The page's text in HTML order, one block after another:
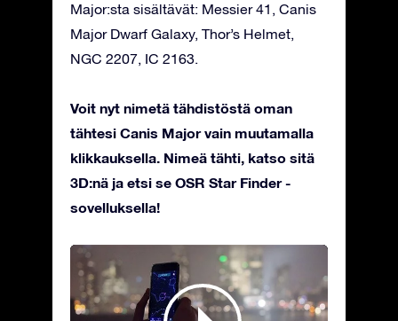
Major:sta sisältävät: Messier 41, Canis
Major Dwarf Galaxy, Thor’s Helmet,
NGC 2207, IC 2163.
Voit nyt nimetä tähdistöstä oman
tähtesi Canis Major vain muutamalla
klikkauksella. Nimeä tähti, katso sitä
3D:nä ja etsi se OSR Star Finder -
sovelluksella!